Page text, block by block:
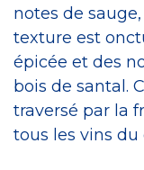
notes de
texture est
épicée et des
bois de santal.
traversé par la
tous les vins du